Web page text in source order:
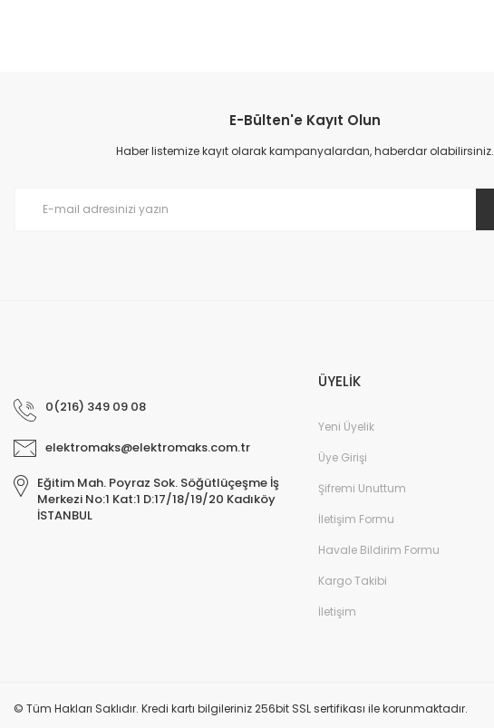
Ürün resmi kalitesiz, bozuk veya görüntülenemiyor.
Ürün açıklamasında eksik bilgiler bulunuyor.
E-Bülten'e Kayıt Olun
Haber listemize kayıt olarak kampanyalardan, haberdar olabilirsiniz.
0(216) 349 09 08
elektromaks@elektromaks.com.tr
Eğitim Mah. Poyraz Sok. Söğütlüçeşme İş
Merkezi No:1 Kat:1 D:17/18/19/20 Kadıköy
İSTANBUL
ÜYELİK
Yeni Üyelik
Üye Girişi
Şifremi Unuttum
İletişim Formu
Havale Bildirim Formu
Kargo Takibi
İletişim
© Tüm Hakları Saklıdır. Kredi kartı bilgileriniz 256bit SSL sertifikası ile korunmaktadır.